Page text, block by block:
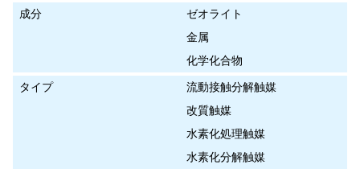
成分
ゼオライト
金属
化学化合物
タイプ
流動接触分解触媒
改質触媒
水素化処理触媒
水素化分解触媒